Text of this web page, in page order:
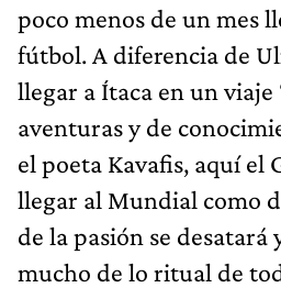
poco menos de un mes
fútbol. A diferencia de
llegar a Ítaca en un viaje
aventuras y de
el poeta Kavafis, aquí el
llegar al Mundial como
de la pasión se desatará
mucho de lo ritual de